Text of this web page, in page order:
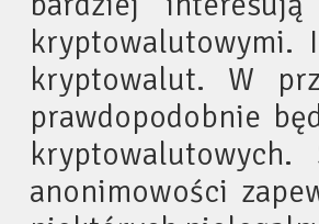
kryptowalutowymi.
kryptowalut. W
prawdopodobnie
anonimowości